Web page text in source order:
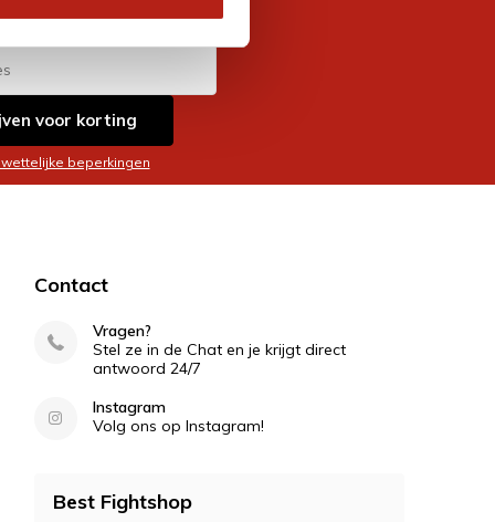
voor korting
beperkingen
Contact
Vragen?
Stel ze in de Chat en je krijgt direct
antwoord 24/7
Instagram
Volg ons op Instagram!
Best Fightshop